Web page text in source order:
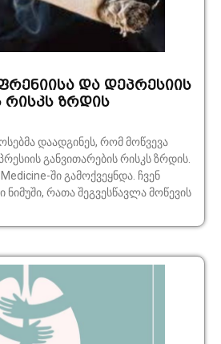
და დეპრესიის
რისკს ზრდის
დაადგინეს, რომ მოწვევა
განვითარების რისკს ზრდის.
ში გამოქვეყნდა. ჩვენ
ნიმუში, რათა შეგვესწავლა მოწევის